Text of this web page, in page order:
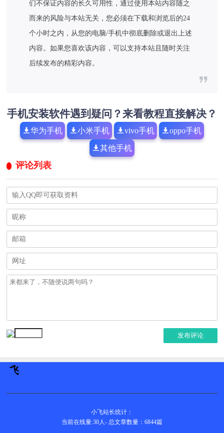
们不保证内容的长久可用性，通过使用本站内容随之
而来的风险与本站无关，您必须在下载和浏览后的24
个小时之内，从您的电脑/手机中彻底删除或退出上述
内容。如果您喜欢该内容，可以支持本站且随时关注
后续发布的精彩内容。
手机安装软件遇到疑问？来看教程直接解决？
华为手机 小米手机 vivo手机 oppo手机
其他手机
评论列表
发布评论
小飞站长统计：
当前在线量:30人- 总文章数量：6844篇